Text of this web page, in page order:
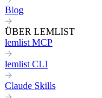
Blog
ÜBER LEMLIST
lemlist MCP
lemlist CLI
Claude Skills